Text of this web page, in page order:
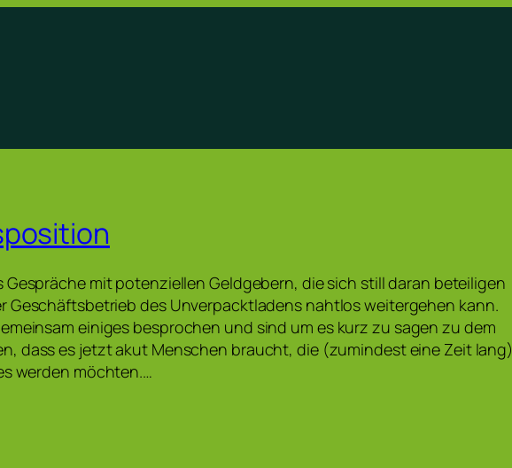
Gespräche mit potenziellen Geldgebern, die sich still daran beteiligen
Geschäftsbetrieb des Unverpacktladens nahtlos weitergehen kann.
einiges besprochen und sind um es kurz zu sagen zu dem
dass es jetzt akut Menschen braucht, die (zumindest eine Zeit lang)
werden möchten.…